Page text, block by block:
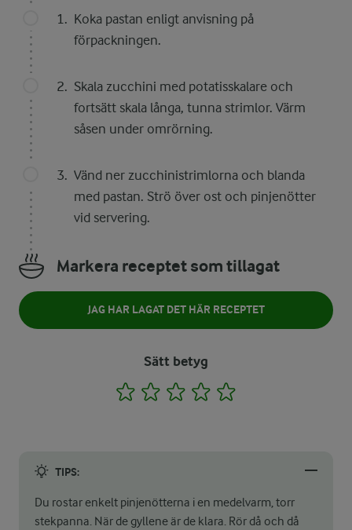
Koka pastan enligt anvisning på
förpackningen.
Skala zucchini med potatisskalare och
fortsätt skala långa, tunna strimlor. Värm
såsen under omrörning.
Vänd ner zucchinistrimlorna och blanda
med pastan. Strö över ost och pinjenötter
vid servering.
Markera receptet som tillagat
JAG HAR LAGAT DET HÄR RECEPTET
Sätt betyg
1 2 3 4
TIPS:
Du rostar enkelt pinjenötterna i en medelvarm, torr
stekpanna. När de gyllene är de klara. Rör då och då